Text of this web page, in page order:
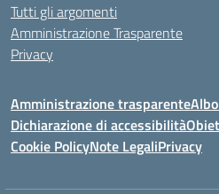
Tutti gli argomenti
Amministrazione Trasparente
Privacy
Amministrazione trasparente
Dichiarazione di accessibilità
Cookie PolicyNote LegaliPrivacy